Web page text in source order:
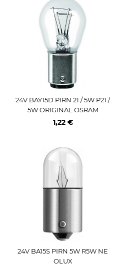
24V BAY15D PIRN 21 / 5W P21 /
5W ORIGINAL OSRAM
1,22 €
24V BA15S PIRN 5W R5W NE
OLUX